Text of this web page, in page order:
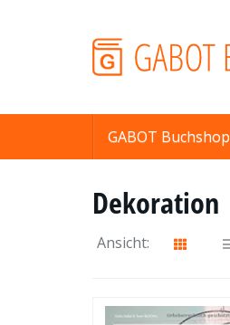
GABOT Buchshop
Dekoration
Ansicht: